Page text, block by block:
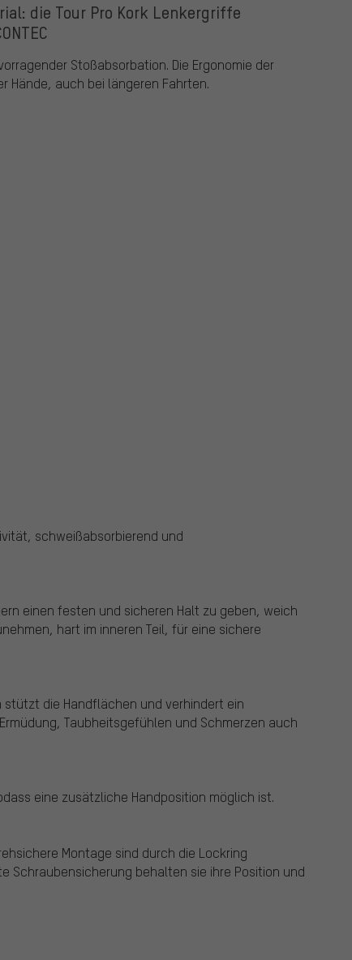
die Tour Pro Kork Lenkergriffe
Stoßabsorbation. Die Ergonomie der
Hände, auch bei längeren Fahrten.
schweißabsorbierend und
einen festen und sicheren Halt zu geben, weich
hart im inneren Teil, für eine sichere
die Handflächen und verhindert ein
Taubheitsgefühlen und Schmerzen auch
eine zusätzliche Handposition möglich ist.
Montage sind durch die Lockring
Schraubensicherung behalten sie ihre Position und